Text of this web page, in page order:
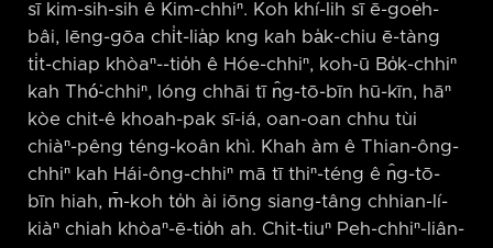
sī kim-sih-sih ê Kim-chhiⁿ. Koh khí-lih sī ē-goe̍h-
bâi, lēng-gōa chi̍t-lia̍p kng kah ba̍k-chiu ē-tàng
ti̍t-chiap khòaⁿ-⁠-tio̍h ê Hóe-chhiⁿ, koh-ū Bo̍k-chhiⁿ
kah Thó͘-chhiⁿ, lóng chhāi tī n̂g-tō-bīn hū-kīn, hāⁿ
kòe chit-ê khoah-pak sī-iá, oan-oan chhu tùi
chiàⁿ-pêng téng-koân khì. Khah àm ê Thian-ông-
chhiⁿ kah Hái-ông-chhiⁿ mā tī thiⁿ-téng ê n̂g-tō-
bīn hiah, m̄-koh to̍h ài iōng siang-tâng chhian-lí-
kiàⁿ chiah khòaⁿ-ē-tio̍h ah. Chit-tiuⁿ Peh-chhiⁿ-liân-